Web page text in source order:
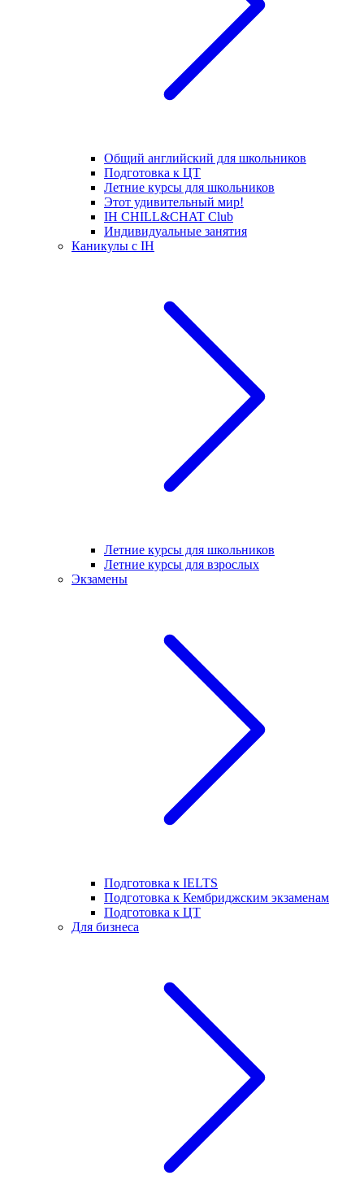
Общий английский для школьников
Подготовка к ЦТ
Летние курсы для школьников
Этот удивительный мир!
IH CHILL&CHAT Club
Индивидуальные занятия
Каникулы с IH
Летние курсы для школьников
Летние курсы для взрослых
Экзамены
Подготовка к IELTS
Подготовка к Кембриджским экзаменам
Подготовка к ЦТ
Для бизнеса